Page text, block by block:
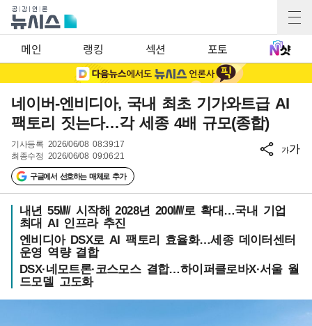
메인 랭킹 섹션 포토
네이버-엔비디아, 국내 최초 기가와트급 AI
팩토리 짓는다…각 세종 4배 규모(종합)
기사등록 2026/06/08 08:39:17
최종수정 2026/06/08 09:06:21
구글에서 선호하는 매체로 추가
가가
내년 55㎿ 시작해 2028년 200㎿로 확대…국내 기업
최대 AI 인프라 추진
엔비디아 DSX로 AI 팩토리 효율화…세종 데이터센터
운영 역량 결합
DSX·네모트론·코스모스 결합…하이퍼클로바X·서울 월
드모델 고도화